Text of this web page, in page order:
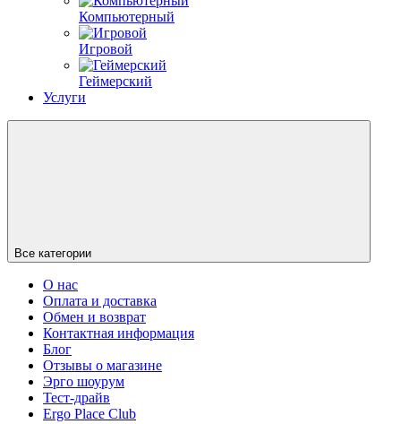
Компьютерный
Игровой
Геймерский
Услуги
Все категории
О нас
Оплата и доставка
Обмен и возврат
Контактная информация
Блог
Отзывы о магазине
Эрго шоурум
Тест-драйв
Ergo Place Club